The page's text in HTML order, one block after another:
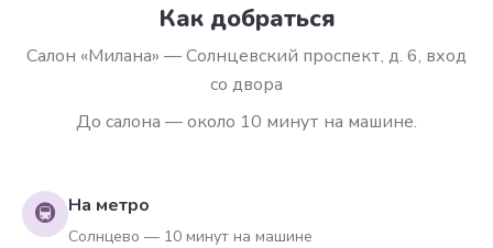
Как добраться
Салон «Милана» — Солнцевский проспект, д. 6, вход
со двора
До салона — около 10 минут на машине.
🚇 На метро
Солнцево — 10 минут на машине